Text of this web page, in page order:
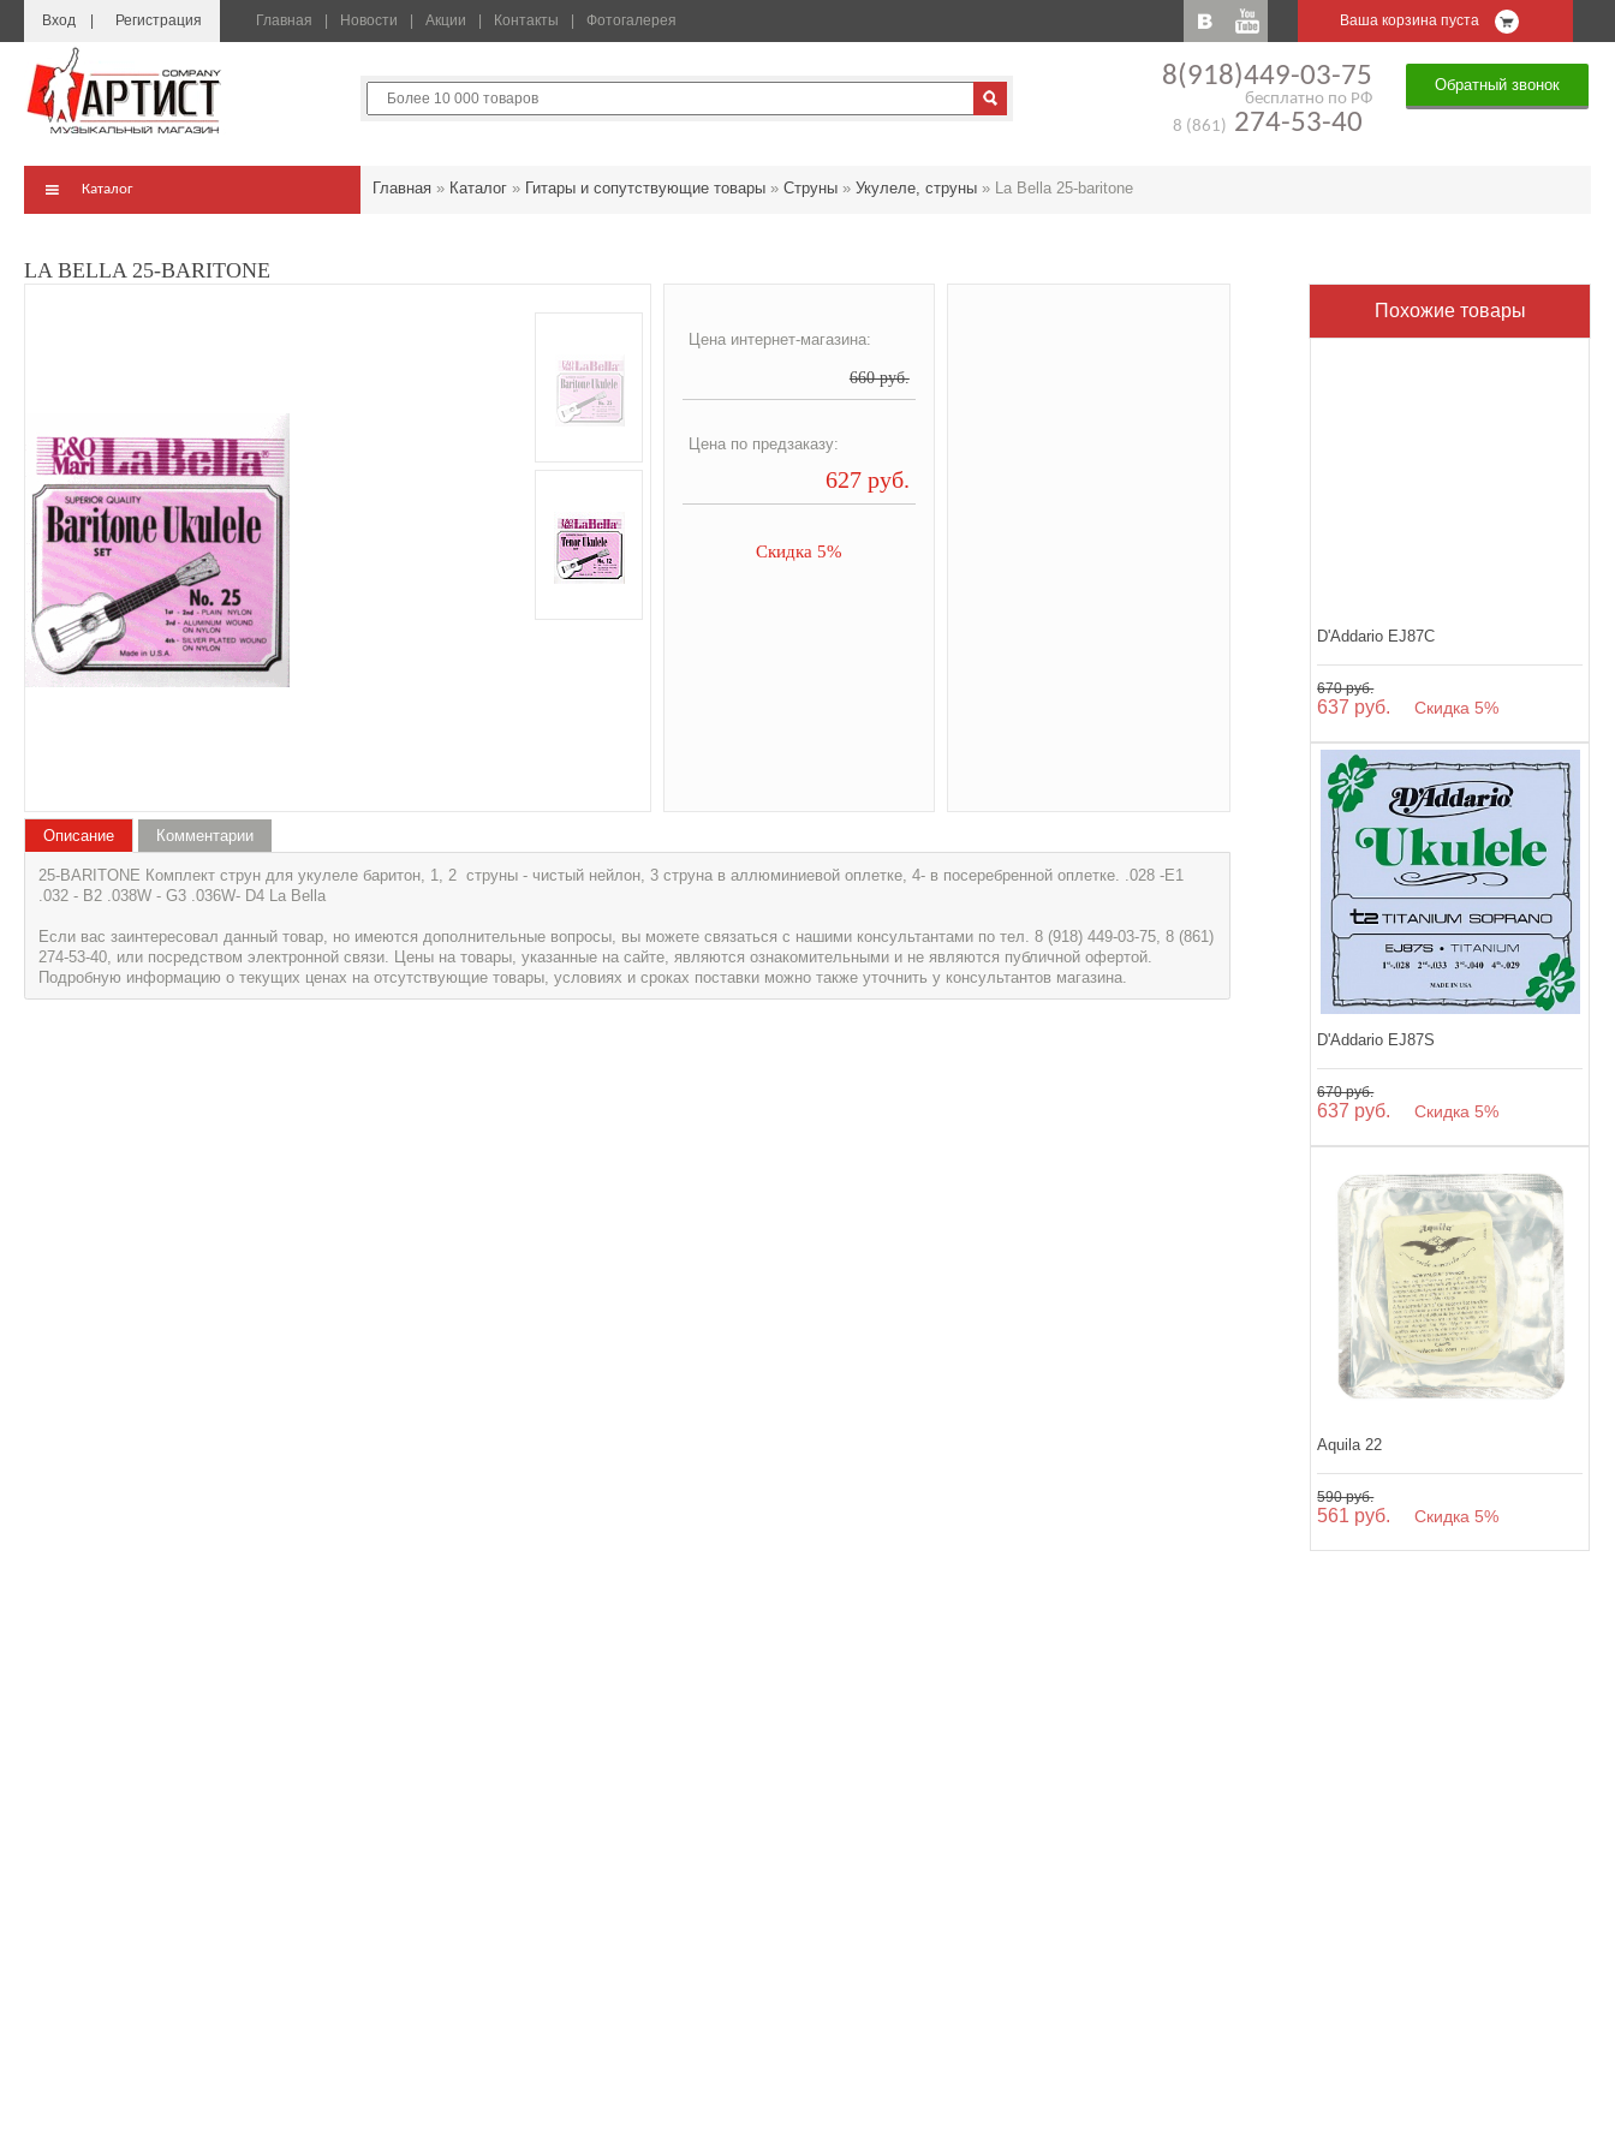
Вход Регистрация Главная Новости Акции Контакты Фотогалерея Ваша корзина пуста
8(918)449-03-75
бесплатно по РФ
8 (861) 274-53-40
Обратный звонок
Каталог Главная » Каталог » Гитары и сопутствующие товары » Струны » Укулеле, струны » La Bella 25-baritone
LA BELLA 25-BARITONE
Цена интернет-магазина:
660 руб.
Цена по предзаказу:
627 руб.
Скидка 5%
Похожие товары
D'Addario EJ87C
670 руб.
637 руб. Скидка 5%
D'Addario EJ87S
670 руб.
637 руб. Скидка 5%
Aquila 22
590 руб.
561 руб. Скидка 5%
Описание
25-BARITONE Комплект струн для укулеле баритон, 1, 2 струны - чистый нейлон, 3 струна в аллюминиевой оплетке, 4- в посеребренной оплетке. .028 -E1
.032 - B2 .038W - G3 .036W- D4 La Bella
Если вас заинтересовал данный товар, но имеются дополнительные вопросы, вы можете связаться с нашими консультантами по тел. 8 (918) 449-03-75, 8 (861)
274-53-40, или посредством электронной связи. Цены на товары, указанные на сайте, являются ознакомительными и не являются публичной офертой.
Подробную информацию о текущих ценах на отсутствующие товары, условиях и сроках поставки можно также уточнить у консультантов магазина.
Комментарии